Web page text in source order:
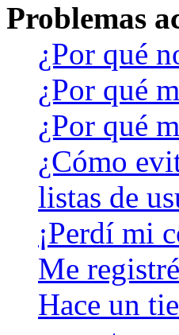
Problemas
¿Por qué
¿Por qué
¿Por qué
¿Cómo
listas de
¡Perdí mi
Me
Hace un